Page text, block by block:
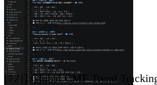
[7기] Global CMF Trend